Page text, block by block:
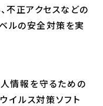
不正アクセスなどの
ルの安全対策を実
情報を守るための
イルス対策ソフト